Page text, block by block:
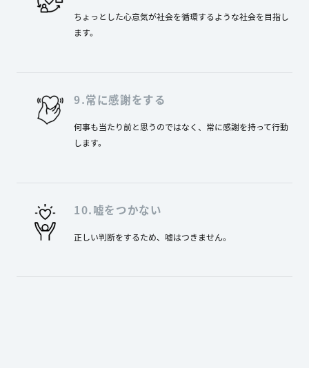
ちょっとした心意気が社会を循環するような社会を目指し
ます。
9.常に感謝をする
何事も当たり前と思うのではなく、常に感謝を持って行動
します。
10.嘘をつかない
正しい判断をするため、嘘はつきません。